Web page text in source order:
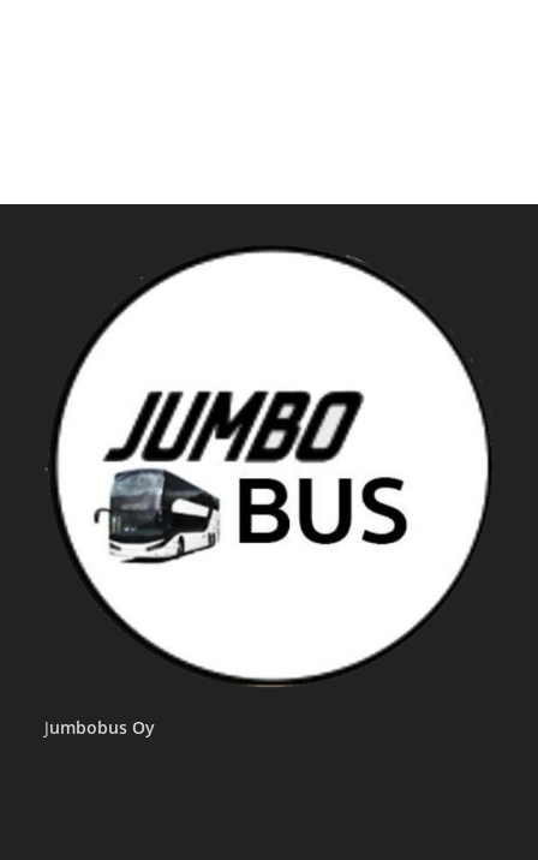
Jumbobus Oy